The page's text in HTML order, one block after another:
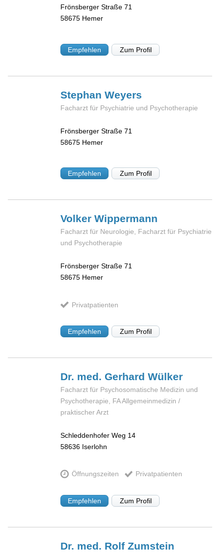
Frönsberger Straße 71
58675 Hemer
Empfehlen Zum Profil
StephanWeyers
Facharzt für Psychiatrie und Psychotherapie
Frönsberger Straße 71
58675 Hemer
Empfehlen Zum Profil
VolkerWippermann
Facharzt für Neurologie, Facharzt für Psychiatrie
und Psychotherapie
Frönsberger Straße 71
58675 Hemer
Privatpatienten
Empfehlen Zum Profil
Dr. med. GerhardWülker
Facharzt für Psychosomatische Medizin und
Psychotherapie, FA Allgemeinmedizin /
praktischer Arzt
Schleddenhofer Weg 14
58636 Iserlohn
Öffnungszeiten Privatpatienten
Empfehlen Zum Profil
Dr. med. RolfZumstein